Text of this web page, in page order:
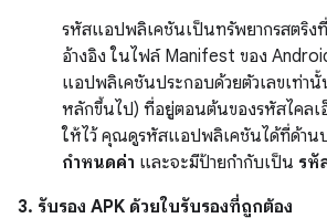
รหัสแอปพลิเคชันเป็นทรัพยากรสตริง
อ้างอิง ในไฟล์ Manifest ของ
แอปพลิเคชันประกอบด้วยตัวเลขเท่า
หลักขึ้นไป) ที่อยู่ตอนต้นของรหัสไคล
ให้ไว้ คุณดูรหัสแอปพลิเคชันได้ที่ด้าน
กำหนดค่า และจะมีป้ายกำกับเป็น รหั
3. รับรอง APK ด้วยใบรับรองที่ถูกต้อง